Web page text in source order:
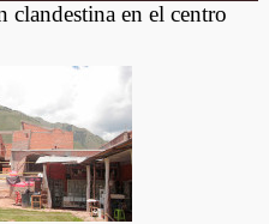
clandestina en el centro